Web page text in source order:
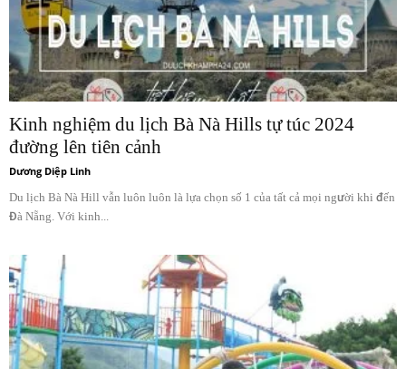
Kinh nghiệm du lịch Bà Nà Hills tự túc 2024
đường lên tiên cảnh
Dương Diệp Linh
Du lịch Bà Nà Hill vẫn luôn luôn là lựa chọn số 1 của tất cả mọi người khi đến
Đà Nẵng. Với kinh...